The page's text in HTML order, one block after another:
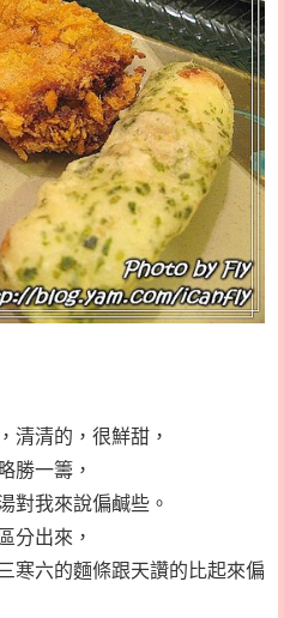
清清的，很鮮甜，
勝一籌，
對我來說偏鹹些。
分出來，
寒六的麵條跟天讚的比起來偏